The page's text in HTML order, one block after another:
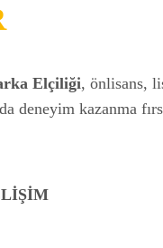
Elçiliği, önlisans,
deneyim kazanma